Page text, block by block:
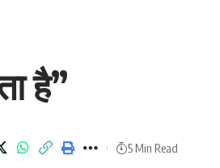
है”
5 Min Read